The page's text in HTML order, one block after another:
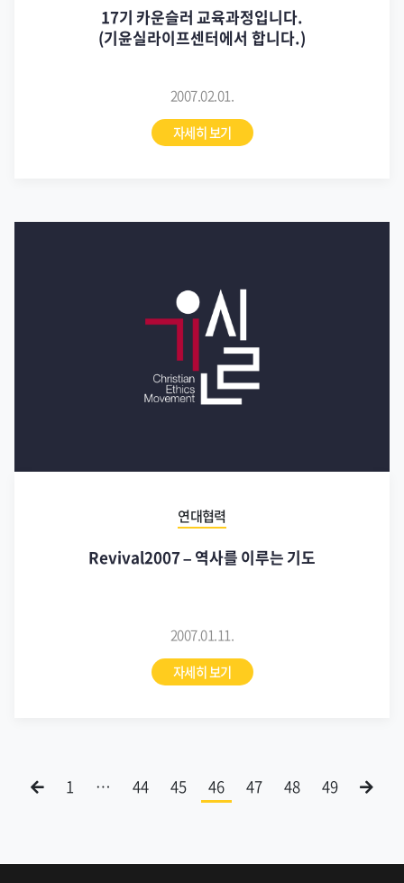
17기 카운슬러 교육과정입니다.
(기윤실라이프센터에서 합니다.)
2007.02.01.
자세히 보기
연대협력
Revival2007 – 역사를 이루는 기도
2007.01.11.
자세히 보기
1 … 44 45 46 47 48 49